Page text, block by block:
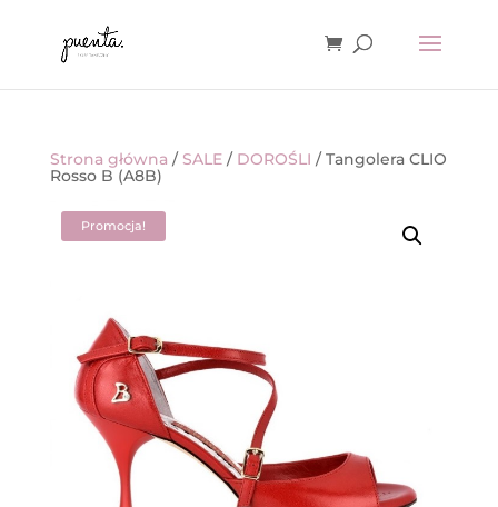
Strona główna / SALE/ DOROŚLI / Tangolera CLIO
Rosso B (A8B)
Promocja!